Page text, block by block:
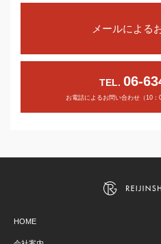
メールによる
TEL. 06-
お電話によるお問い合わせ（10：
HOME